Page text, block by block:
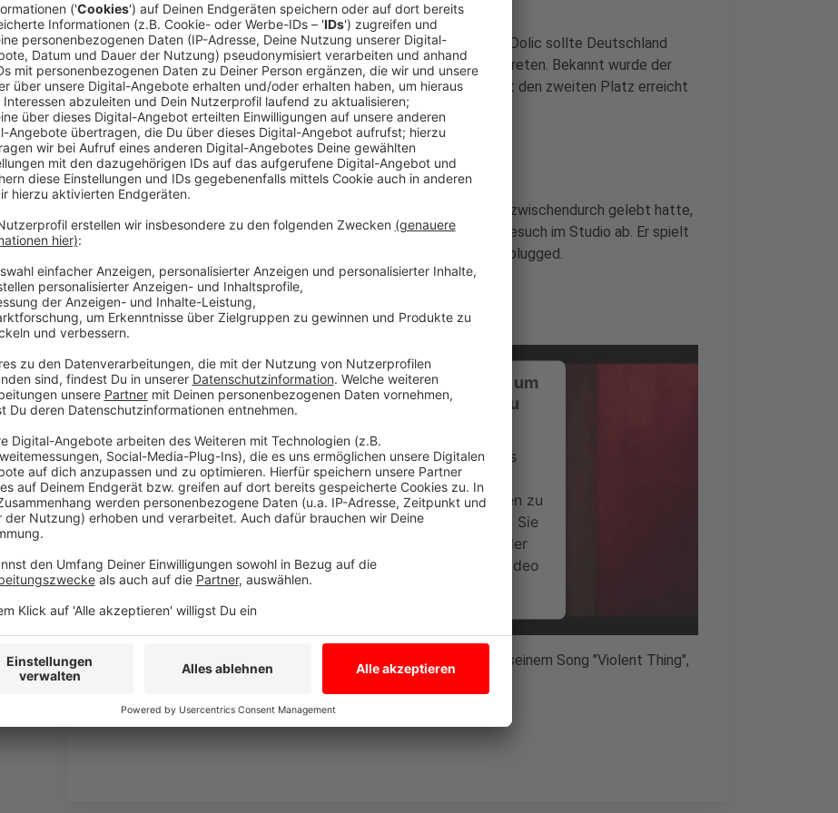
Die Entscheidung ist im Februar gefallen. Der erst 22-jährige Ben Dolic sollte Deutschland
beim Eurovision Song Contest am 16. Mai 2020 in Rotterdam vertreten. Bekannt wurde der
Wahl-Berliner bei "The Voice of Germany" im Jahr 2018, als er dort den zweiten Platz erreicht
hatte.
Anzeige
Bevor es für Dolic, der in Slowenien aufwuchs und in der Schweiz zwischendurch gelebt hatte,
in die spannende Phase vor dem ESC geht, stattet er uns einen Besuch im Studio ab. Er spielt
zudem seinen leider verhinderten ESC-Song "Violent Thing" im Unplugged.
Anzeige
Wir benötigen Ihre Zustimmung, um
den YouTube Video-Service zu
Wir verwenden einen Service eines
Drittanbieters, um Videoinhalte
einzubetten. Dieser Service kann Daten zu
Ihren Aktivitäten sammeln. Bitte lesen Sie
die Details durch und stimmen Sie der
Nutzung des Service zu, um dieses Video
Akzeptieren
Ben Dolic - Violent Thing (Official Video) - Das offizielle Video zu seinem Song "Violent Thing",
den er beim Eurovision Song Contest performen wird.